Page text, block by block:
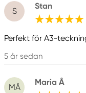
S
Stan
Perfekt för A3-
5 år sedan
MÅ
Maria Å